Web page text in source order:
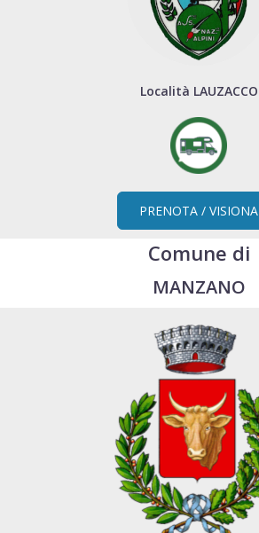
Località LAUZACCO
PRENOTA / VISIONA
Comune di
MANZANO